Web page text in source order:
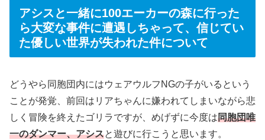
アシスと一緒に100エーカーの森に行った
ら大変な事件に遭遇しちゃって、信じてい
た優しい世界が失われた件について
どうやら同胞団内にはウェアウルフNGの子がいるという
ことが発覚、前回はリアちゃんに嫌われてしまいながら悲
しく冒険を終えたゴリラですが、めげずに今度は同胞団唯
一のダンマー、アシスと遊びに行こうと思います。